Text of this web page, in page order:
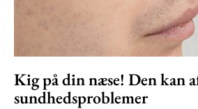
Kig på din næse! Den kan
sundhedsproblemer